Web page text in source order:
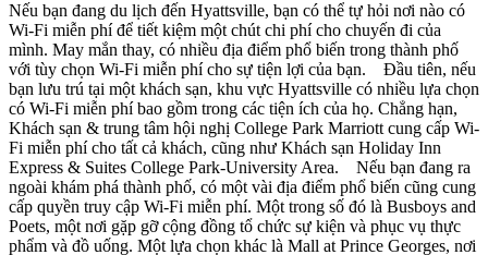
Nếu bạn đang du lịch đến Hyattsville, bạn có thể tự hỏi nơi nào có
Wi-Fi miễn phí để tiết kiệm một chút chi phí cho chuyến đi của
mình. May mắn thay, có nhiều địa điểm phổ biến trong thành phố
với tùy chọn Wi-Fi miễn phí cho sự tiện lợi của bạn. Đầu tiên, nếu
bạn lưu trú tại một khách sạn, khu vực Hyattsville có nhiều lựa chọn
có Wi-Fi miễn phí bao gồm trong các tiện ích của họ. Chẳng hạn,
Khách sạn & trung tâm hội nghị College Park Marriott cung cấp Wi-
Fi miễn phí cho tất cả khách, cũng như Khách sạn Holiday Inn
Express & Suites College Park-University Area. Nếu bạn đang ra
ngoài khám phá thành phố, có một vài địa điểm phổ biến cũng cung
cấp quyền truy cập Wi-Fi miễn phí. Một trong số đó là Busboys and
Poets, một nơi gặp gỡ cộng đồng tổ chức sự kiện và phục vụ thực
phẩm và đồ uống. Một lựa chọn khác là Mall at Prince Georges, nơi